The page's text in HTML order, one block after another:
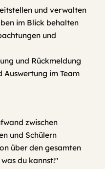
und verwalten
im Blick behalten
und
und Rückmeldung
Auswertung im Team
zwischen
und Schülern
über den gesamten
du kannst!"